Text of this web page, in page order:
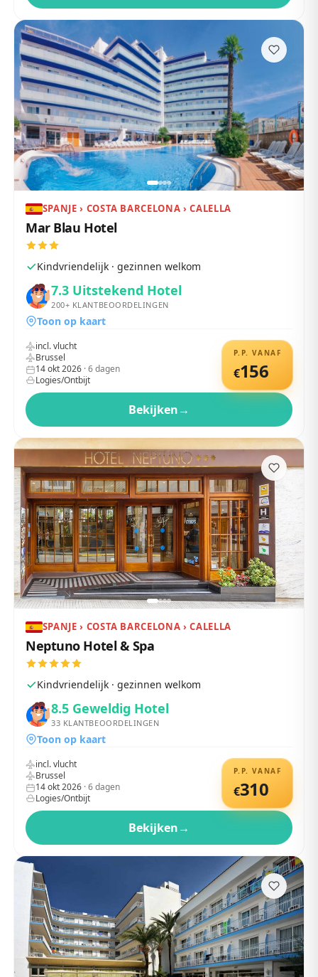
SPANJE › COSTA BARCELONA › CALELLA
Mar Blau Hotel
Kindvriendelijk · gezinnen welkom
7.3 Uitstekend Hotel
200+ KLANTBEOORDELINGEN
Toon op kaart
P.P. VANAF
€156
incl. vlucht
Brussel
14 okt 2026 ·6dagen
Logies/Ontbijt
Bekijken→
SPANJE › COSTA BARCELONA › CALELLA
Neptuno Hotel & Spa
Kindvriendelijk · gezinnen welkom
8.5 Geweldig Hotel
33 KLANTBEOORDELINGEN
Toon op kaart
P.P. VANAF
€310
incl. vlucht
Brussel
14 okt 2026 ·6dagen
Logies/Ontbijt
Bekijken→